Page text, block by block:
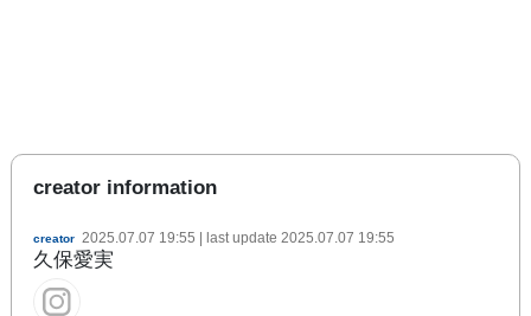
creator information
creator 2025.07.07 19:55 | last update 2025.07.07 19:55
久保愛実